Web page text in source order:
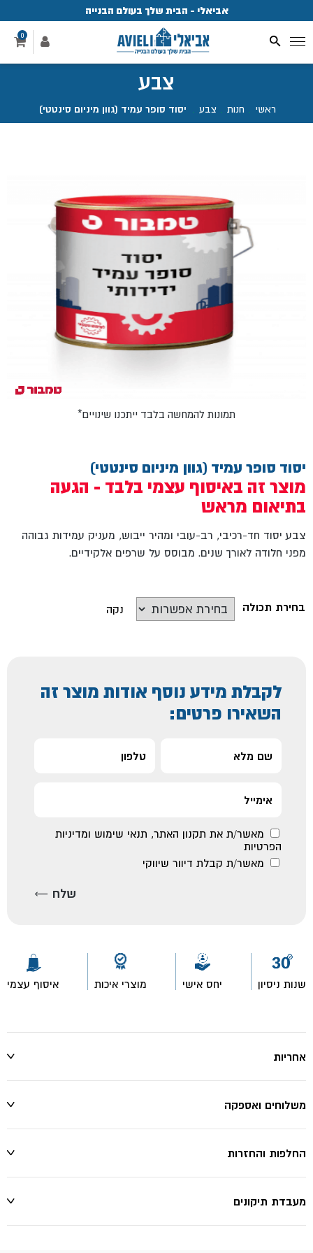
אביאלי - הבית שלך בעולם הבנייה
0
צבע
ראשי חנות צבע יסוד סופר עמיד (גוון מיניום סינטטי)
יסוד סופר עמיד (גוון מיניום סינטטי)
מוצר זה באיסוף עצמי בלבד - הגעה
בתיאום מראש
צבע יסוד חד-רכיבי, רב-עובי ומהיר ייבוש, מעניק עמידות גבוהה
מפני חלודה לאורך שנים. מבוסס על שרפים אלקידיים.
בחירת תכולה נקה
לקבלת מידע נוסף אודות מוצר זה
השאירו פרטים:
מאשר/ת את תקנון האתר, תנאי שימוש ומדיניות
הפרטיות
מאשר/ת קבלת דיוור שיווקי
שנות ניסיון יחס אישי מוצרי איכות איסוף עצמי
אחריות
משלוחים ואספקה
החלפות והחזרות
מעבדת תיקונים
*תמונות להמחשה בלבד ייתכנו שינויים